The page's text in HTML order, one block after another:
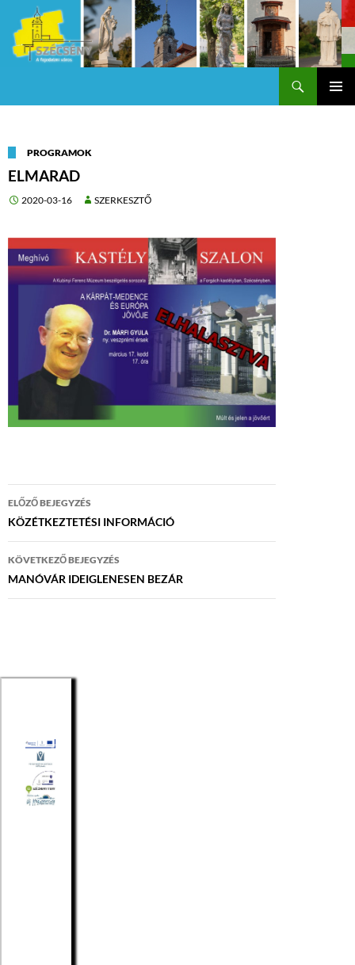
PROGRAMOK
ELMARAD
2020-03-16 SZERKESZTŐ
Bejegyzés
navigáció
ELŐZŐ BEJEGYZÉS
KÖZÉTKEZTETÉSI INFORMÁCIÓ
KÖVETKEZŐ BEJEGYZÉS
MANÓVÁR IDEIGLENESEN BEZÁR